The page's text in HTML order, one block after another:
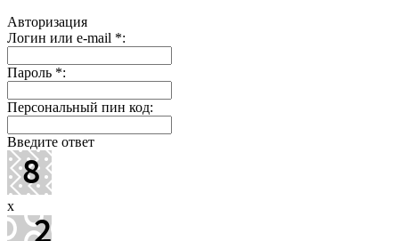
Авторизация
Логин или e-mail *:
Пароль *:
Персональный пин код:
Введите ответ
x